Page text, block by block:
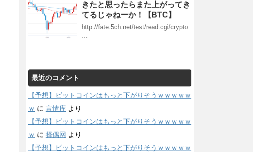
きたと思ったらまた上がってき
てるじゃねーか！【BTC】
http://fate.5ch.net/test/read.cgi/crypto
…
最近のコメント
【予想】ビットコインはもっと下がりそうｗｗｗｗｗ
ｗ に 言情库 より
【予想】ビットコインはもっと下がりそうｗｗｗｗｗ
ｗ に 择偶网 より
【予想】ビットコインはもっと下がりそうｗｗｗｗｗ